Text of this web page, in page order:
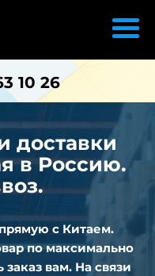
10 26
доставки
в Россию.
с Китаем.
по максимально
вам. На связи